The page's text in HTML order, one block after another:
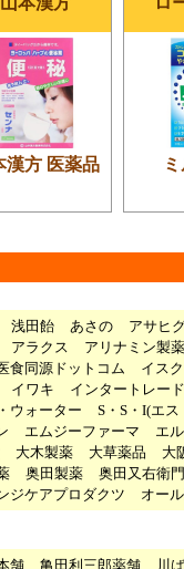
漢方 医薬品
浅田飴 あさの アサヒ
アラクス アリナミン製
食同源ドットコム イス
イワキ インタートレー
ウォーター S・S・I(エ
エムジーファーマ エ
大木製薬 大草薬品 大
奥田製薬 奥田又右衛
ジケアプロダクツ オー
舗 亀田利三郎薬舗 川